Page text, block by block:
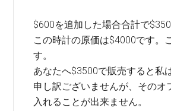
$600を追加した場合合計で
この時計の原価は$4000です。
す。
あなたへ$3500で販売すると私
申し訳ございませんが、そのオ
入れることが出来ません。